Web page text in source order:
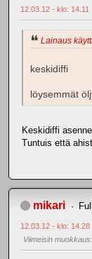
12.03.12 - klo: 14.11
Lainaus
keskidiffi
löysemmät
Keskidiffi
Tuntuis että
mikari
12.03.12 - klo: 14.28
Viimeisin muokkaus